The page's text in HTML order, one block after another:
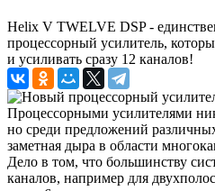
Helix V TWELVE DSP -
процессорный усилитель,
и усиливать сразу 12 каналов!
Процессорными усилителями
но среди предложений
заметная дыра в области
Дело в том, что большинству
каналов, например для